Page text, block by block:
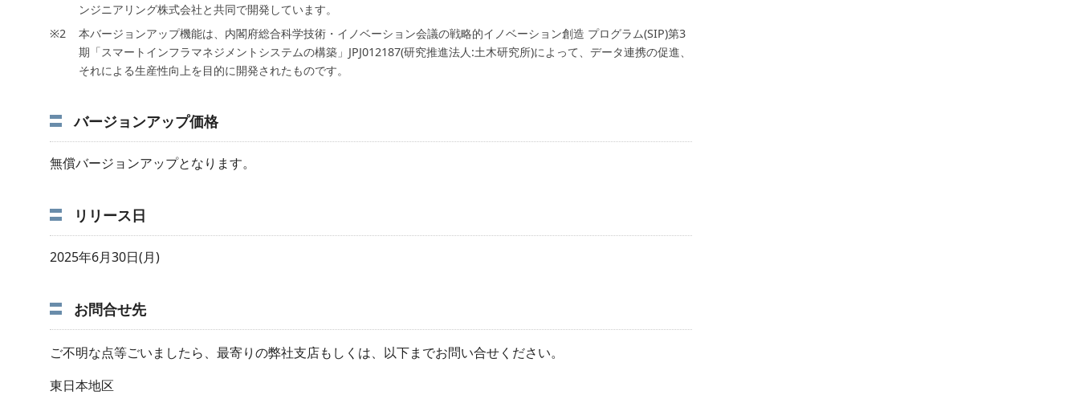
ンジニアリング株式会社と共同で開発しています。
本バージョンアップ機能は、内閣府総合科学技術・イノベーション会議の戦略的イノベーション創造 プログラム(SIP)第3
期「スマートインフラマネジメントシステムの構築」JPJ012187(研究推進法人:土木研究所)によって、データ連携の促進、
それによる生産性向上を目的に開発されたものです。
バージョンアップ価格
無償バージョンアップとなります。
リリース日
2025年6月30日(月)
お問合せ先
ご不明な点等ごいましたら、最寄りの弊社支店もしくは、以下までお問い合せください。
東日本地区